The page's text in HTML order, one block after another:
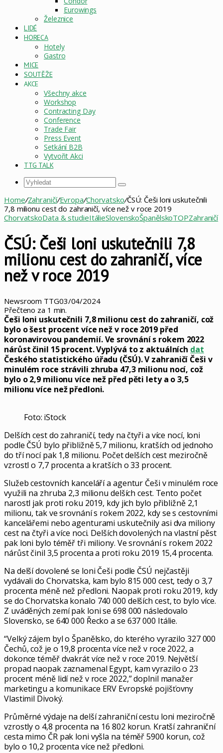
Eurowings
Železnice
LIDÉ
HORECA
Hotely
Gastro
MICE
SOUTĚŽE
AKCE
Všechny akce
Workshop
Contracting Day
Conference
Trade Fair
Press Event
Setkání B2B
Vytvořit Akci
TTG TALK
Vyhledat
Home/Zahraničí/Evropa/Chorvatsko/ČSÚ: Češi loni uskutečnili
7,8 milionu cest do zahraničí, více než v roce 2019
ChorvatskoData & studieItálieSlovenskoŠpanělskoTOPZahraničí
ČSÚ: Češi loni uskutečnili 7,8
milionu cest do zahraničí, více
než v roce 2019
Newsroom TTG03/04/2024
Přečteno za 1 min.
Češi loni uskutečnili 7,8 milionu cest do zahraničí, což
bylo o šest procent více než v roce 2019 před
koronavirovou pandemií. Ve srovnání s rokem 2022
nárůst činil 15 procent. Vyplývá to z aktuálních dat
Českého statistického úřadu (ČSÚ). V zahraničí Češi v
minulém roce strávili zhruba 47,3 milionu nocí, což
bylo o 2,9 milionu více než před pěti lety a o 3,5
milionu více než předloni.
Foto: iStock
Delších cest do zahraničí, tedy na čtyři a více nocí, loni
podle ČSÚ bylo přibližně 5,7 milionu, kratších od jednoho
do tří nocí pak 1,8 milionu. Počet delších cest meziročně
vzrostl o 7,7 procenta a kratších o 33 procent.
Služeb cestovních kanceláří a agentur Češi v minulém roce
využili na zhruba 2,3 milionu delších cest. Tento počet
narostl jak proti roku 2019, kdy jich bylo přibližně 2,1
milionu, tak ve srovnání s rokem 2022, kdy se s cestovními
kancelářemi nebo agenturami uskutečnily asi dva miliony
cest na čtyři a více noci. Delších dovolených na vlastní pěst
pak loni bylo téměř tři miliony. Ve srovnání s rokem 2022
nárůst činil 3,5 procenta a proti roku 2019 15,4 procenta.
Na delší dovolené se loni Češi podle ČSÚ nejčastěji
vydávali do Chorvatska, kam bylo 815 000 cest, tedy o 3,7
procenta méně než předloni. Naopak proti roku 2019, kdy
se do Chorvatska konalo 740 000 delších cest, to bylo více.
Z uváděných zemí pak loni se 698 000 následovalo
Slovensko, se 640 000 Řecko a se 637 000 Itálie.
“Velký zájem byl o Španělsko, do kterého vyrazilo 327 000
Čechů, což je o 19,8 procenta více než v roce 2022, a
dokonce téměř dvakrát více než v roce 2019. Největší
propad naopak zaznamenal Egypt, kam vyrazilo o 23
procent méně lidí než v roce 2022,” doplnil manažer
marketingu a komunikace ERV Evropské pojišťovny
Vlastimil Divoký.
Průměrné výdaje na delší zahraniční cestu loni meziročně
vzrostly o 4,8 procenta na 16 802 korun. Kratší zahraniční
cesta mimo ČR pak loni vyšla na téměř 5900 korun, což
bylo o 10,2 procenta více než předloni.